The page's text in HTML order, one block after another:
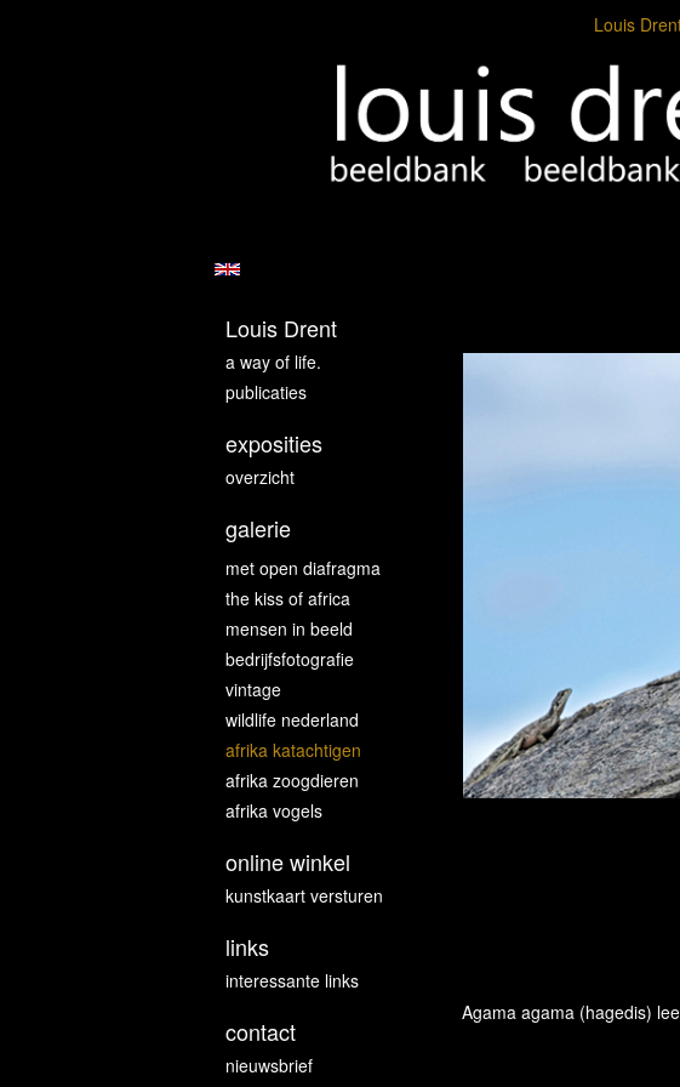
Louis
Agama agama (hagedis)
Louis Drent
a way of life.
publicaties
exposities
overzicht
galerie
met open diafragma
the kiss of africa
mensen in beeld
bedrijfsfotografie
vintage
wildlife nederland
afrika katachtigen
afrika zoogdieren
afrika vogels
online winkel
kunstkaart versturen
links
interessante links
contact
nieuwsbrief